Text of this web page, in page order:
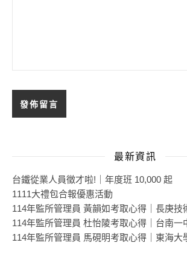
最新資訊
台鐵從業人員徵才啦!｜年度班 10,000 起
1111大禮包合報優惠活動
114年監所管理員 黃韻如考取心得｜長庚技
114年監所管理員 杜怡陵考取心得｜台南一
114年監所管理員 馬硯明考取心得｜東海大